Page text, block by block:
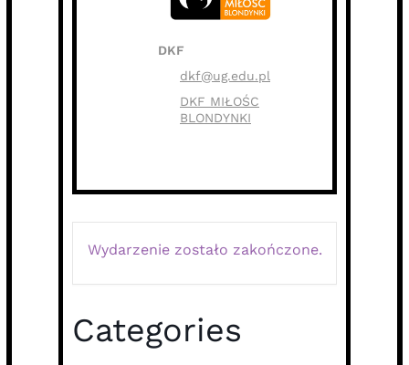
DKF
dkf@ug.edu.pl
DKF MIŁOŚC
BLONDYNKI
Wydarzenie zostało zakończone.
Categories